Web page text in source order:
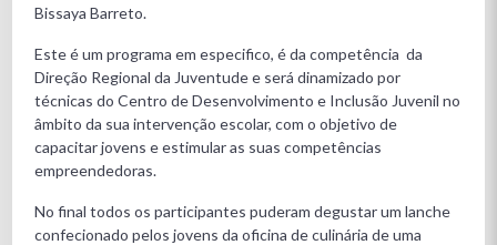
Bissaya Barreto.
Este é um programa em especifico, é da competência da
Direção Regional da Juventude e será dinamizado por
técnicas do Centro de Desenvolvimento e Inclusão Juvenil no
âmbito da sua intervenção escolar, com o objetivo de
capacitar jovens e estimular as suas competências
empreendedoras.
No final todos os participantes puderam degustar um lanche
confecionado pelos jovens da oficina de culinária de uma